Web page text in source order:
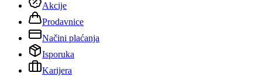
Akcije
Prodavnice
Načini plaćanja
Isporuka
Karijera